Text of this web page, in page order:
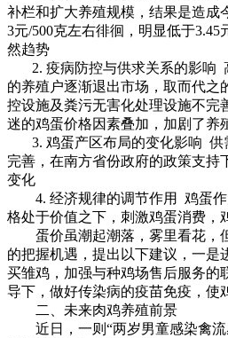
补栏和扩大养殖规模，结果是造成
3元/500克左右徘徊，明显低于
然趋势
2. 疫病防控与供求关系的影响
的养殖户逐渐退出市场，取而代
控设施及粪污无害化处理设施不完
迷的鸡蛋价格因素叠加，加剧了养
3. 鸡蛋产区布局的变化影响 供
完善，在南方省份政府的政策支
变化
4. 经济规律的调节作用 鸡蛋作
格处于价值之下，刺激鸡蛋消费，
蛋价虽潮起潮落，雾里看花，但
的把握机遇，提出以下建议，一
买雏鸡，加强与种鸡场售后服务的
导下，做好传染病的疫苗免疫，使
二、未来肉鸡养殖前景
近日，一则“两岁男童感染禽流